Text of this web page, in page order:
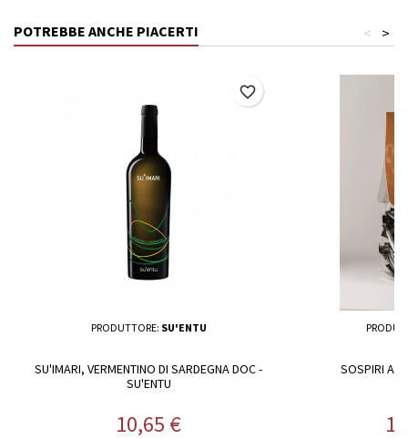
POTREBBE ANCHE PIACERTI >
<
PRODUTTORE: SU'ENTU
SU'IMARI, VERMENTINO DI SARDEGNA DOC -
SU'ENTU
Prezzo
10,65 €
favorite_border
SOSPIRI